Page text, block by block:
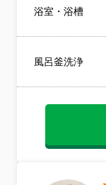
浴室・浴槽
風呂釜洗浄